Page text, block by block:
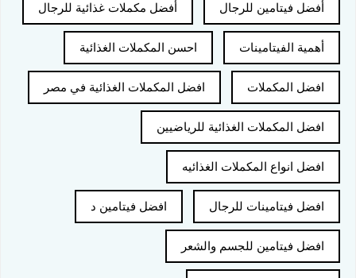
أفضل فيتامين للرجال أفضل مكملات غذائية للرجال
أهمية الفيتامينات احسن المكملات الغذائية
افضل المكملات افضل المكملات الغذائية في مصر
افضل المكملات الغذائية للرياضيين
افضل انواع المكملات الغذائيه
افضل فيتامينات للرجال افضل فيتامين د
افضل فيتامين للجسم والشعر